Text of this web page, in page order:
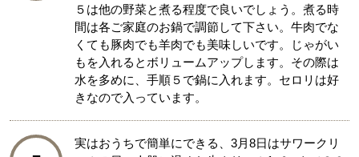
５は他の野菜と煮る程度で良いでしょう。煮る時
間は各ご家庭のお鍋で調節して下さい。牛肉でな
くても豚肉でも羊肉でも美味しいです。じゃがい
もを入れるとボリュームアップします。その際は
水を多めに、手順５で鍋に入れます。セロリは好
きなので入っています。
実はおうちで簡単にできる、3月8日はサワークリ